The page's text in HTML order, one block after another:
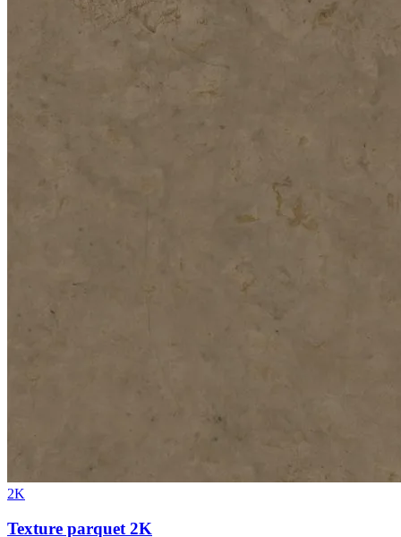
2K
Texture parquet 2K